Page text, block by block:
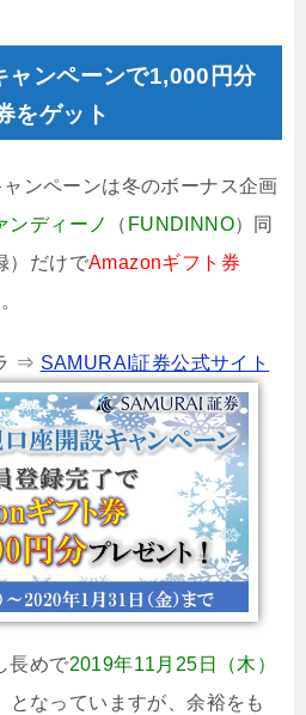
ンペーンで1,000円分
をゲット
ンペーンは冬のボーナス企画
ンディーノ （ FUNDINNO）同
）だけでAmazonギフト券
⇒ SAMURAI証券公式サイト
長めで2019年11月25日（木）
となっていますが、余裕をも